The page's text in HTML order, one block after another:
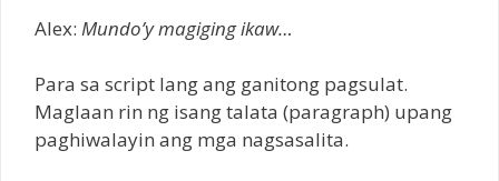
Alex: Mundo’y magiging ikaw…
Para sa script lang ang ganitong pagsulat.
Maglaan rin ng isang talata (paragraph) upang
paghiwalayin ang mga nagsasalita.